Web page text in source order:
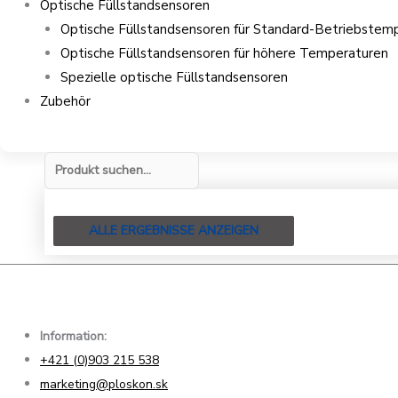
Optische Füllstandsensoren
Optische Füllstandsensoren für Standard-
Optische Füllstandsensoren für höhere Temperaturen
Spezielle optische Füllstandsensoren
Zubehör
ALLE ERGEBNISSE ANZEIGEN
Information:
+421 (0)903 215 538
marketing@ploskon.sk